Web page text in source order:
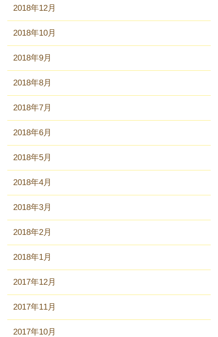
2018年12月
2018年10月
2018年9月
2018年8月
2018年7月
2018年6月
2018年5月
2018年4月
2018年3月
2018年2月
2018年1月
2017年12月
2017年11月
2017年10月